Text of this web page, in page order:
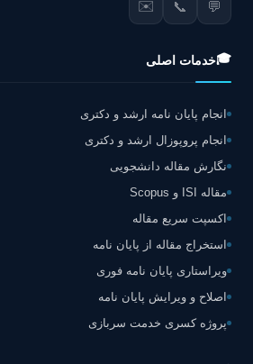
💬
📞
✉️
🎓خدمات اصلی
انجام پایان نامه ارشد و دکتری
انجام پروپوزال ارشد و دکتری
نگارش مقاله دانشجویی
مقاله ISI و Scopus
اکسپت سریع مقاله
استخراج مقاله از پایان نامه
ویراستاری پایان نامه فوری
اصلاح و ویرایش پایان نامه
پروژه کسری خدمت سربازی